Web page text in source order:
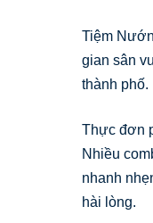
Tiệm
gian sân
thành phố.
Thực đơn
Nhiều
nhanh
hài lòng.